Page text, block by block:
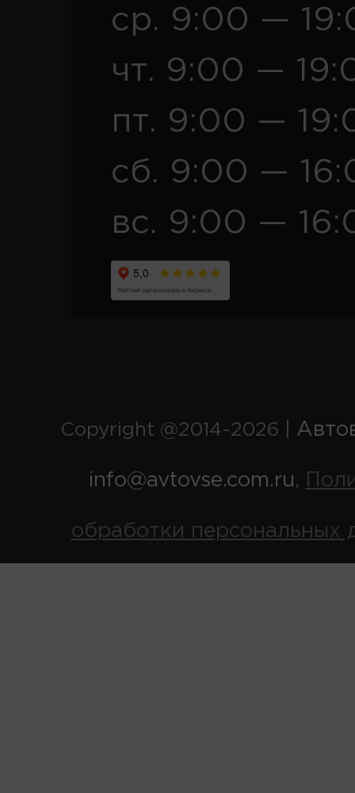
ср. 9:00 —
чт. 9:00 —
пт. 9:00 —
сб. 9:00 —
вс. 9:00 —
Copyright @2014-2026 |
info@avtovse.com.ru,
обработки персональных